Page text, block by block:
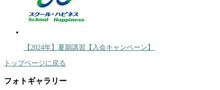
【2024年】夏期講習【入会キャンペーン】
トップページに戻る
フォトギャラリー